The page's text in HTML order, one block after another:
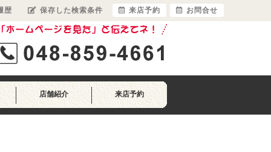
店舗紹介 来店予約
歴 保存した検索条件 来店予約 お問合せ